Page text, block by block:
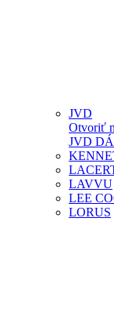
JVD
Otvoriť
JVD
LAVVU
LEE
LORUS